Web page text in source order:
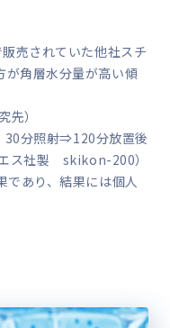
売されていた他社スチ
が角層水分量が高い傾
先）
30分照射⇒120分放置後
ス社製 skikon-200）
であり、結果には個人